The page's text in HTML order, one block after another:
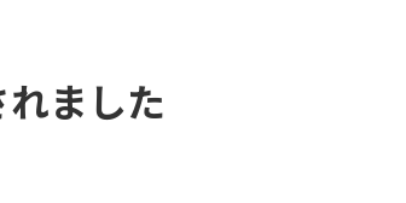
ました